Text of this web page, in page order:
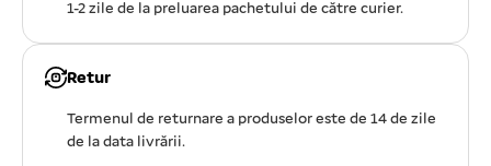
1-2 zile de la preluarea pachetului de către curier.
Retur
Termenul de returnare a produselor este de 14 de zile
de la data livrării.